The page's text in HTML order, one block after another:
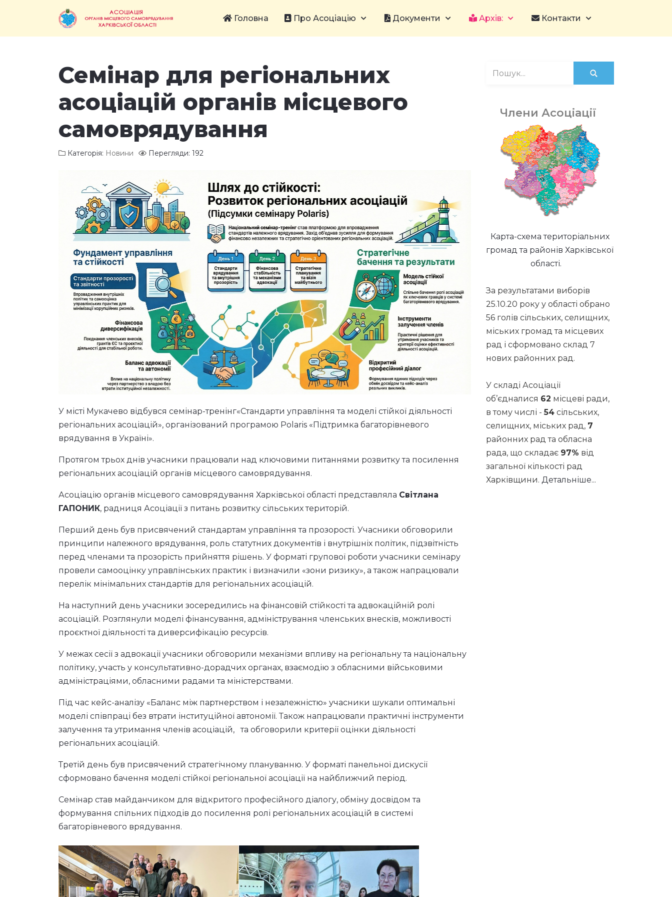
Головна Про Асоціацію Документи Архів: Контакти
Семінар для регіональних
асоціацій органів місцевого
самоврядування
Категорія: Новини Перегляди: 192
У місті Мукачево відбувся семінар-тренінг«Стандарти управління та моделі стійкої діяльності
регіональних асоціацій», організований програмою Polaris «Підтримка багаторівневого
врядування в Україні».
Протягом трьох днів учасники працювали над ключовими питаннями розвитку та посилення
регіональних асоціацій органів місцевого самоврядування.
Асоціацію органів місцевого самоврядування Харківської області представляла Світлана
ГАПОНИК, радниця Асоціації з питань розвитку сільських територій.
Перший день був присвячений стандартам управління та прозорості. Учасники обговорили
принципи належного врядування, роль статутних документів і внутрішніх політик, підзвітність
перед членами та прозорість прийняття рішень. У форматі групової роботи учасники семінару
провели самооцінку управлінських практик і визначили «зони ризику», а також напрацювали
перелік мінімальних стандартів для регіональних асоціацій.
На наступний день учасники зосередились на фінансовій стійкості та адвокаційній ролі
асоціацій. Розглянули моделі фінансування, адміністрування членських внесків, можливості
проєктної діяльності та диверсифікацію ресурсів.
У межах сесії з адвокації учасники обговорили механізми впливу на регіональну та національну
політику, участь у консультативно-дорадчих органах, взаємодію з обласними військовими
адміністраціями, обласними радами та міністерствами.
Під час кейс-аналізу «Баланс між партнерством і незалежністю» учасники шукали оптимальні
моделі співпраці без втрати інституційної автономії. Також напрацювали практичні інструменти
залучення та утримання членів асоціацій, та обговорили критерії оцінки діяльності
регіональних асоціацій.
Третій день був присвячений стратегічному плануванню. У форматі панельної дискусії
сформовано бачення моделі стійкої регіональної асоціації на найближчий період.
Семінар став майданчиком для відкритого професійного діалогу, обміну досвідом та
формування спільних підходів до посилення ролі регіональних асоціацій в системі
багаторівневого врядування.
Члени Асоціації
Карта-схема територіальних
громад та районів Харківської
області.
За результатами виборів
25.10.20 року у області обрано
56 голів сільських, селищних,
міських громад та місцевих
рад і сформовано склад 7
нових районних рад.
У складі Асоціації
об’єдналися 62 місцеві ради,
в тому числі -54 сільських,
селищних, міських рад, 7
районних рад та обласна
рада, що складає 97% від
загальної кількості рад
Харківщини. Детальніше...